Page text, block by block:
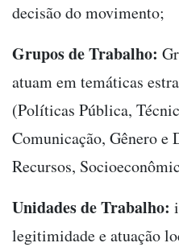
decisão do movimento;
Grupos de Trabalho:
atuam em temáticas
(Políticas Pública,
Comunicação, Gênero e
Recursos,
Unidades de Trabalho:
legitimidade e atuação